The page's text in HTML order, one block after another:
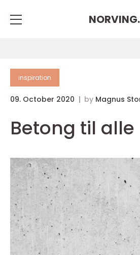
NORVING.
inspiration
09. October 2020 by Magnus
Betong til alle